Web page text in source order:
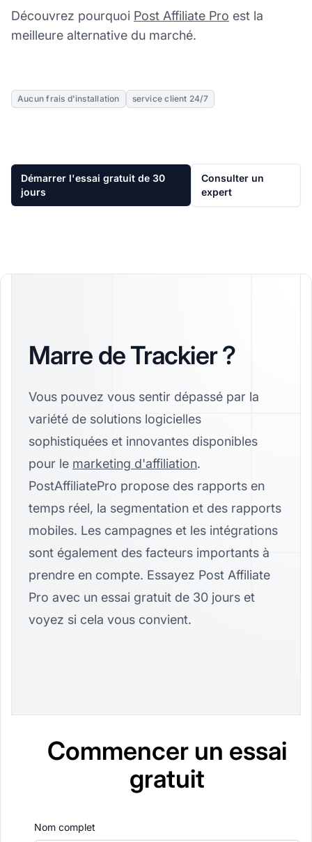
Découvrez pourquoi Post Affiliate Pro est la
meilleure alternative du marché.
Aucun frais d'installation service client 24/7
Démarrer l'essai gratuit de 30
jours
Consulter un
expert
Marre de Trackier ?
Vous pouvez vous sentir dépassé par la
variété de solutions logicielles
sophistiquées et innovantes disponibles
pour le marketing d'affiliation.
PostAffiliatePro propose des rapports en
temps réel, la segmentation et des rapports
mobiles. Les campagnes et les intégrations
sont également des facteurs importants à
prendre en compte. Essayez Post Affiliate
Pro avec un essai gratuit de 30 jours et
voyez si cela vous convient.
Commencer un essai
gratuit
Nom complet